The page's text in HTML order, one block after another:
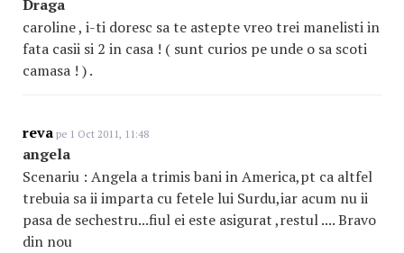
Draga
caroline , i-ti doresc sa te astepte vreo trei manelisti in
fata casii si 2 in casa ! ( sunt curios pe unde o sa scoti
camasa ! ) .
reva pe 1 Oct 2011, 11:48
angela
Scenariu : Angela a trimis bani in America,pt ca altfel
trebuia sa ii imparta cu fetele lui Surdu,iar acum nu ii
pasa de sechestru...fiul ei este asigurat ,restul .... Bravo
din nou